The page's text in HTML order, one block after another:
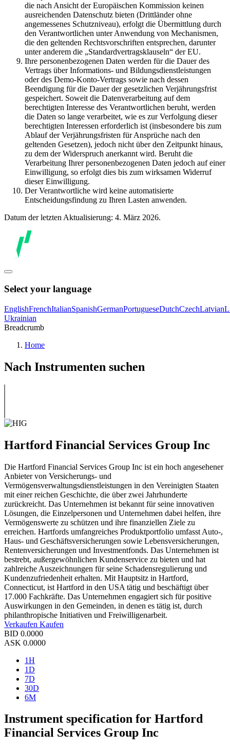
die nach Ansicht der Europäischen Kommission keinen
ausreichenden Datenschutz bieten (Drittländer ohne
angemessenes Schutzniveau), erfolgt die Übermittlung durch
den Verantwortlichen unter Anwendung von Mechanismen,
die den geltenden Rechtsvorschriften entsprechen, darunter
unter anderem die „Standardvertragsklauseln“ der EU.
Ihre personenbezogenen Daten werden für die Dauer des
Vertrags über Informations- und Bildungsdienstleistungen
oder des Demo-Konto-Vertrags sowie nach dessen
Beendigung für die Dauer der gesetzlichen Verjährungsfrist
gespeichert. Soweit die Datenverarbeitung auf dem
berechtigten Interesse des Verantwortlichen beruht, werden
die Daten so lange verarbeitet, wie es zur Verfolgung dieser
berechtigten Interessen erforderlich ist (insbesondere bis zum
Ablauf der Verjährungsfristen für Ansprüche nach den
geltenden Gesetzen), jedoch nicht über den Zeitpunkt hinaus,
zu dem der Widerspruch anerkannt wird. Beruht die
Verarbeitung Ihrer personenbezogenen Daten jedoch auf einer
Einwilligung, so erfolgt dies bis zum wirksamen Widerruf
dieser Einwilligung.
Der Verantwortliche wird keine automatisierte
Entscheidungsfindung zu Ihren Lasten anwenden.
Datum der letzten Aktualisierung: 4. März 2026.
Select your language
EnglishFrenchItalianSpanishGermanPortugueseDutchCzechLatvian
Ukrainian
Breadcrumb
Home
Nach Instrumenten suchen
Hartford Financial Services Group Inc
Die Hartford Financial Services Group Inc ist ein hoch angesehener
Anbieter von Versicherungs- und
Vermögensverwaltungsdienstleistungen in den Vereinigten Staaten
mit einer reichen Geschichte, die über zwei Jahrhunderte
zurückreicht. Das Unternehmen ist bekannt für seine innovativen
Lösungen, die Einzelpersonen und Unternehmen dabei helfen, ihre
Vermögenswerte zu schützen und ihre finanziellen Ziele zu
erreichen. Hartfords umfangreiches Produktportfolio umfasst Auto-,
Haus- und Geschäftsversicherungen sowie Lebensversicherungen,
Rentenversicherungen und Investmentfonds. Das Unternehmen ist
bestrebt, außergewöhnlichen Kundenservice zu bieten und hat
zahlreiche Auszeichnungen für seine Schadensregulierung und
Kundenzufriedenheit erhalten. Mit Hauptsitz in Hartford,
Connecticut, ist Hartford in den USA tätig und beschäftigt über
17.000 Fachkräfte. Das Unternehmen engagiert sich für positive
Auswirkungen in den Gemeinden, in denen es tätig ist, durch
philanthropische Initiativen und Freiwilligenarbeit.
Verkaufen Kaufen
BID 0.0000
ASK 0.0000
1H
1D
7D
30D
6M
Instrument specification for Hartford
Financial Services Group Inc